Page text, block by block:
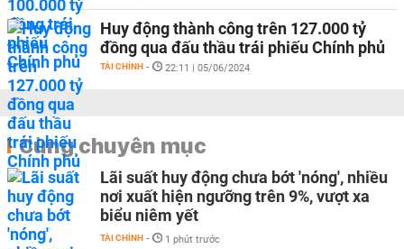
Huy động thành công trên 127.000 tỷ
đồng qua đấu thầu trái phiếu Chính phủ
TÀI CHÍNH - 22:11 | 05/06/2024
Cùng chuyên mục
Lãi suất huy động chưa bớt 'nóng', nhiều
nơi xuất hiện ngưỡng trên 9%, vượt xa
biểu niêm yết
TÀI CHÍNH - 1 phút trước